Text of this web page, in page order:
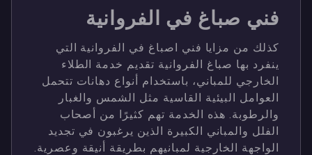
فني صباغ في الفروانية
كذلك من مزايا فني اصباغ في الفروانية التي
ينفرد بها صباغ الفروانية تقديم خدمة الطلاء
الخارجي للمباني، باستخدام أنواع دهانات تتحمل
العوامل البيئية القاسية مثل الشمس والغبار
والرطوبة. هذه الخدمة تهم كثيرًا من أصحاب
الفلل والمباني الكبيرة الذين يرغبون في تجديد
الواجهة الخارجية لمبانيهم بطريقة أنيقة وعصرية.